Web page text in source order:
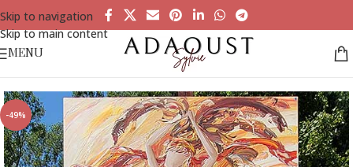
Skip to navigation
Skip to main content
MENU
La belle danseuse de cabaret– Vidéo
-49%